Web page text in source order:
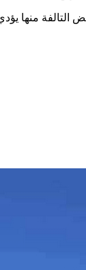
التالفة منها